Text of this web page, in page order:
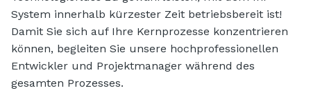
System innerhalb kürzester Zeit betriebsbereit ist!
Damit Sie sich auf Ihre Kernprozesse konzentrieren
können, begleiten Sie unsere hochprofessionellen
Entwickler und Projektmanager während des
gesamten Prozesses.